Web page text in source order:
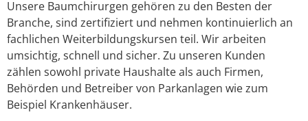
Unsere Baumchirurgen gehören zu den Besten der
Branche, sind zertifiziert und nehmen kontinuierlich an
fachlichen Weiterbildungskursen teil. Wir arbeiten
umsichtig, schnell und sicher. Zu unseren Kunden
zählen sowohl private Haushalte als auch Firmen,
Behörden und Betreiber von Parkanlagen wie zum
Beispiel Krankenhäuser.